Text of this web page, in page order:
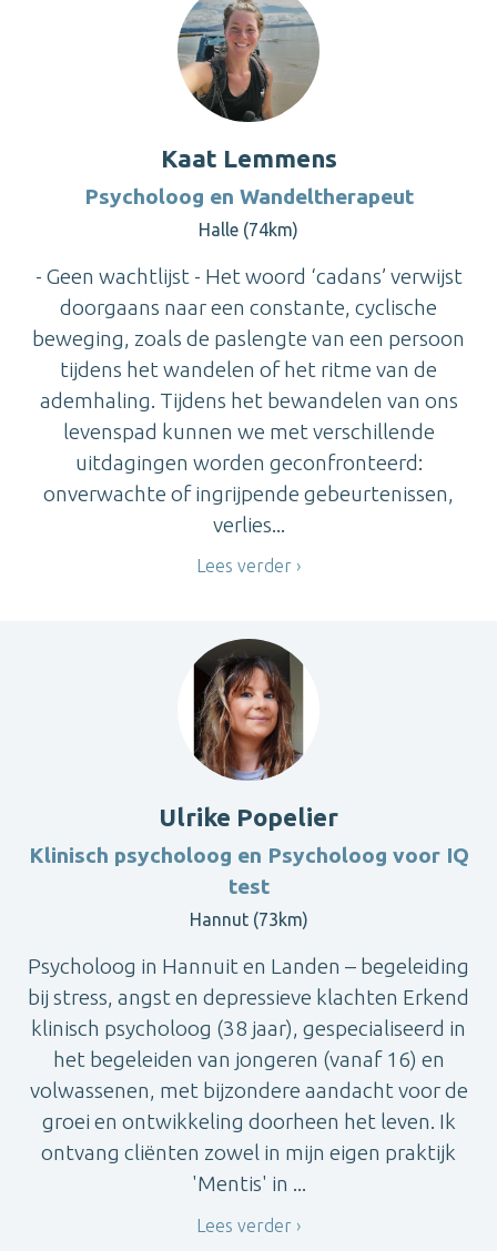
Kaat Lemmens
Psycholoog en Wandeltherapeut
Halle (74km)
- Geen wachtlijst - Het woord ‘cadans’ verwijst
doorgaans naar een constante, cyclische
beweging, zoals de paslengte van een persoon
tijdens het wandelen of het ritme van de
ademhaling. Tijdens het bewandelen van ons
levenspad kunnen we met verschillende
uitdagingen worden geconfronteerd:
onverwachte of ingrijpende gebeurtenissen,
verlies...
Lees verder
Ulrike Popelier
Klinisch psycholoog en Psycholoog voor IQ
test
Hannut (73km)
Psycholoog in Hannuit en Landen – begeleiding
bij stress, angst en depressieve klachten Erkend
klinisch psycholoog (38 jaar), gespecialiseerd in
het begeleiden van jongeren (vanaf 16) en
volwassenen, met bijzondere aandacht voor de
groei en ontwikkeling doorheen het leven. Ik
ontvang cliënten zowel in mijn eigen praktijk
'Mentis' in ...
Lees verder